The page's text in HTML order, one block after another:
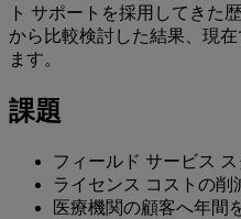
ト サポートを採用してきた
から比較検討した結果、現在
ます。
課題
フィールド サービス
ライセンス コストの削
医療機関の顧客へ年間